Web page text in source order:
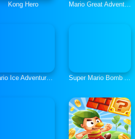
Kong Hero Mario Great Adventure
Mario Ice Adventure 2 Super Mario Bomb Adventure